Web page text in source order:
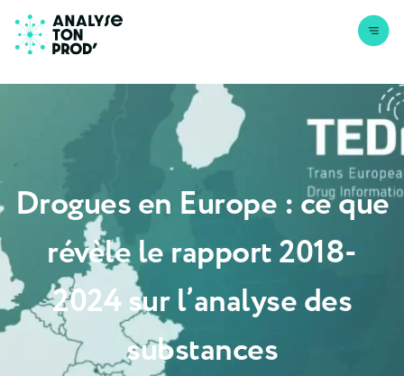
Aller au contenu
Drogues en Europe : ce que
révèle le rapport2018-
2024sur l’analyse des
substances